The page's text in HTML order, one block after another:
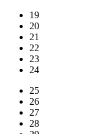
19
20
21
22
23
24
25
26
27
28